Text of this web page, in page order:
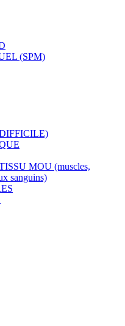
(SPM)
MOU (muscles,
sanguins)